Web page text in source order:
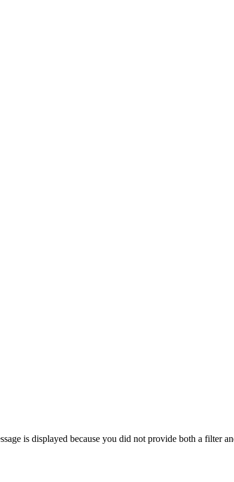
is displayed because you did not provide both a filter